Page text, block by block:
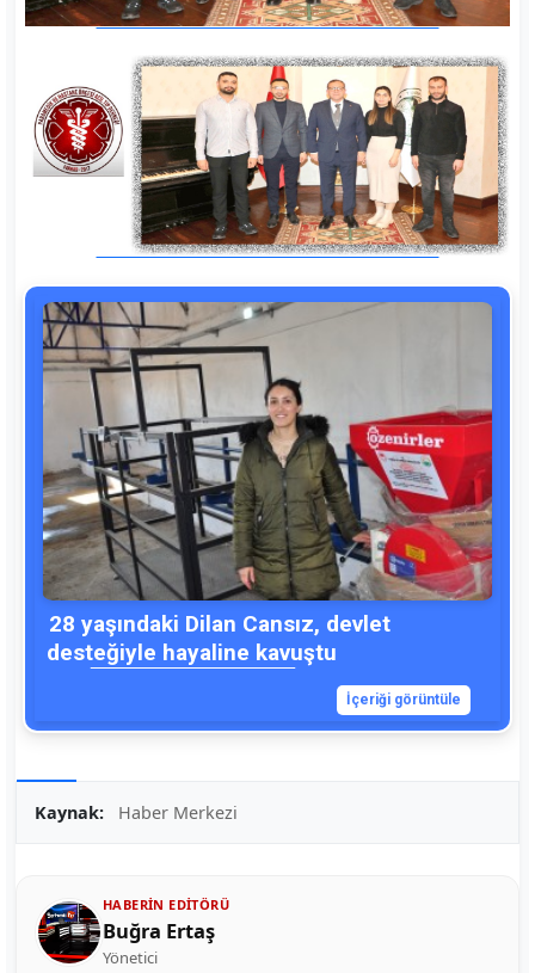
28 yaşındaki Dilan Cansız, devlet
desteğiyle hayaline kavuştu
İçeriği görüntüle
Kaynak: Haber Merkezi
HABERIN EDITÖRÜ
Buğra Ertaş
Yönetici